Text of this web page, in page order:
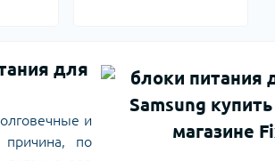
для
и
причина, по